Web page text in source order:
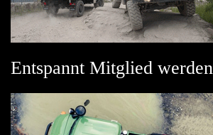
Entspannt Mitglied werden